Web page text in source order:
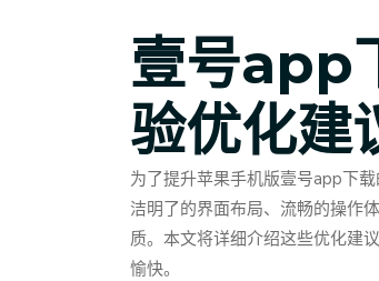
壹号app
验优化建
为了提升苹果手机版壹号app下
洁明了的界面布局、流畅的操作
质。本文将详细介绍这些优化建
愉快。